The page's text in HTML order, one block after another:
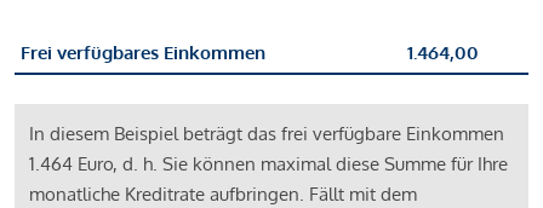
Frei verfügbares Einkommen 1.464,00
In diesem Beispiel beträgt das frei verfügbare Einkommen
1.464 Euro, d. h. Sie können maximal diese Summe für Ihre
monatliche Kreditrate aufbringen. Fällt mit dem